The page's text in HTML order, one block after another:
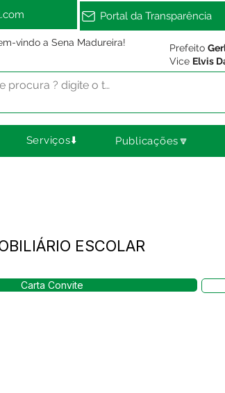
Portal da Transparência
vindo a Sena Madureira! Prefeito
Vice Elvis
Serviços⬇️ Publicações🔽
ESCOLAR
Carta Convite